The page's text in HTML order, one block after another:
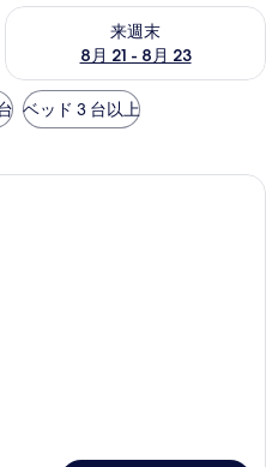
チェック
来週末
8月 21 - 8月 23
来週末 8月 21 - 8月 23 の空室
ベッド 3 台以上
セーフティボックス (室内)、デスク